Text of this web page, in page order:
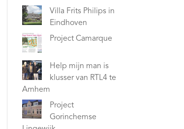
Villa Frits Philips in
Eindhoven
Project Camarque
Help mijn man is
klusser van RTL4 te
Arnhem
Project
Gorinchemse